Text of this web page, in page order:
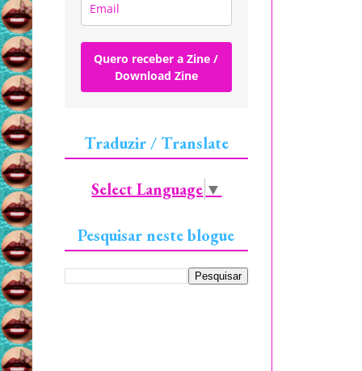
Quero receber a Zine /
Download Zine
Traduzir / Translate
Select Language ▼
Pesquisar neste blogue